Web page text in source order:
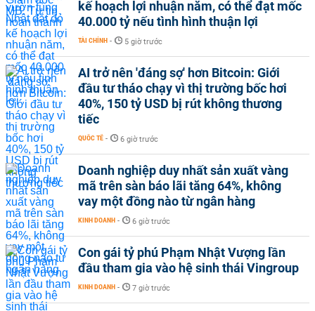
kế hoạch lợi nhuận năm, có thể đạt mốc
40.000 tỷ nếu tình hình thuận lợi
TÀI CHÍNH - 5 giờ trước
AI trở nên 'đáng sợ' hơn Bitcoin: Giới
đầu tư tháo chạy vì thị trường bốc hơi
40%, 150 tỷ USD bị rút không thương
tiếc
QUỐC TẾ - 6 giờ trước
Doanh nghiệp duy nhất sản xuất vàng
mã trên sàn báo lãi tăng 64%, không
vay một đồng nào từ ngân hàng
KINH DOANH - 6 giờ trước
Con gái tỷ phú Phạm Nhật Vượng lần
đầu tham gia vào hệ sinh thái Vingroup
KINH DOANH - 7 giờ trước